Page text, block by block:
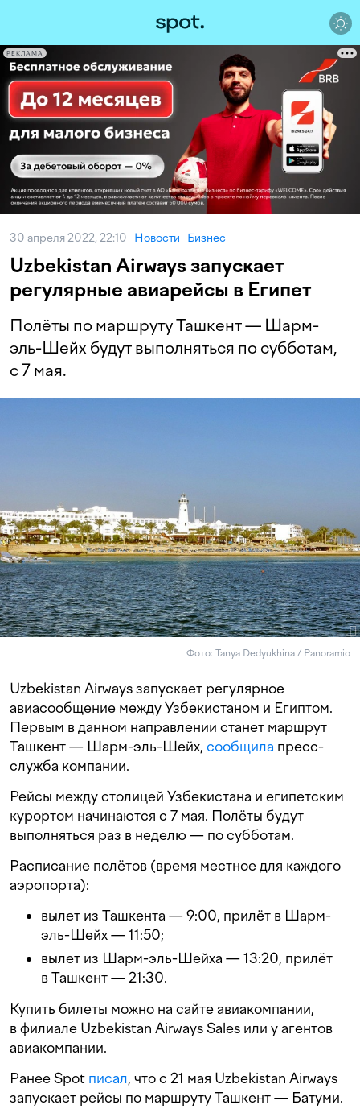
РЕКЛАМА
30 апреля 2022, 22:10 Новости Бизнес
Uzbekistan Airways запускает
регулярные авиарейсы в Египет
Полёты по маршруту Ташкент — Шарм-
эль-Шейх будут выполняться по субботам,
с 7 мая.
Фото: Tanya Dedyukhina / Panoramio
Uzbekistan Airways запускает регулярное
авиасообщение между Узбекистаном и Египтом.
Первым в данном направлении станет маршрут
Ташкент — Шарм-эль-Шейх, сообщила пресс-
служба компании.
Рейсы между столицей Узбекистана и египетским
курортом начинаются с 7 мая. Полёты будут
выполняться раз в неделю — по субботам.
Расписание полётов (время местное для каждого
аэропорта):
вылет из Ташкента — 9:00, прилёт в Шарм-
эль-Шейх — 11:50;
вылет из Шарм-эль-Шейха — 13:20, прилёт
в Ташкент — 21:30.
Купить билеты можно на сайте авиакомпании,
в филиале Uzbekistan Airways Sales или у агентов
авиакомпании.
Ранее Spot писал, что с 21 мая Uzbekistan Airways
запускает рейсы по маршруту Ташкент — Батуми.